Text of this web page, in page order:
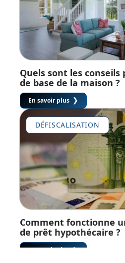
Quels sont les
de base de la maison ?
En savoir plus
DÉFISCALISATION
Comment fonctionne
de prêt hypothécaire ?
En savoir plus